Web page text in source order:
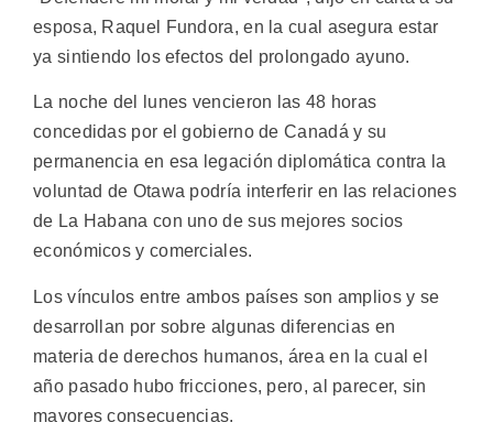
esposa, Raquel Fundora, en la cual asegura estar
ya sintiendo los efectos del prolongado ayuno.
La noche del lunes vencieron las 48 horas
concedidas por el gobierno de Canadá y su
permanencia en esa legación diplomática contra la
voluntad de Otawa podría interferir en las relaciones
de La Habana con uno de sus mejores socios
económicos y comerciales.
Los vínculos entre ambos países son amplios y se
desarrollan por sobre algunas diferencias en
materia de derechos humanos, área en la cual el
año pasado hubo fricciones, pero, al parecer, sin
mayores consecuencias.